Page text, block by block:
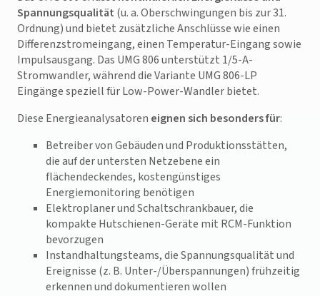
Spannungsqualität (u. a. Oberschwingungen bis zur 31.
Ordnung) und bietet zusätzliche Anschlüsse wie einen
Differenzstromeingang, einen Temperatur-Eingang sowie
Impulsausgang. Das UMG 806 unterstützt 1/5-A-
Stromwandler, während die Variante UMG 806-LP
Eingänge speziell für Low-Power-Wandler bietet.
Diese Energieanalysatoren eignen sich besonders für:
Betreiber von Gebäuden und Produktionsstätten,
die auf der untersten Netzebene ein
flächendeckendes, kostengünstiges
Energiemonitoring benötigen
Elektroplaner und Schaltschrankbauer, die
kompakte Hutschienen-Geräte mit RCM-Funktion
bevorzugen
Instandhaltungsteams, die Spannungsqualität und
Ereignisse (z. B. Unter-/Überspannungen) frühzeitig
erkennen und dokumentieren wollen